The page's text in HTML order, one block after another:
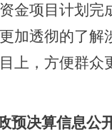
金项目计划完
加透彻的了解
上，方便群众
预决算信息公开